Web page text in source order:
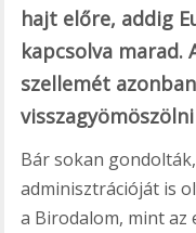
hajt előre, addig
kapcsolva marad.
szellemét
Bár sokan
adminisztrációját is
a Birodalom, mint az